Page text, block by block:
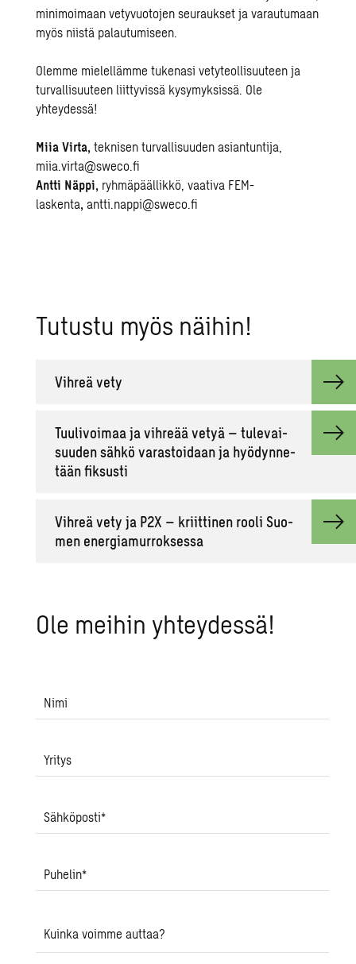
minimoimaan vetyvuotojen seuraukset ja varautumaan
myös niistä palautumiseen.
Olemme mielellämme tukenasi vetyteollisuuteen ja
turvallisuuteen liittyvissä kysymyksissä. Ole
yhteydessä!
Miia Virta,teknisen turvallisuuden asiantuntija,
miia.virta@sweco.fi
Antti Näppi, ryhmäpäällikkö, vaativa FEM-
laskenta, antti.nappi@sweco.fi
Tu­tus­tu myös näi­hin!
Vih­reä vety
Tuu­li­voi­maa ja vih­re­ää vetyä – tu­le­vai­
suu­den sähkö va­ras­toi­daan ja hyö­dyn­ne­
tään fik­sus­ti
Vih­reä vety ja P2X – kriit­ti­nen rooli Suo­
men ener­gia­mur­rok­ses­sa
Ole mei­hin yh­tey­des­sä!
Nimi
Yritys
Sähköposti*
Puhelin*
Kuinka voimme auttaa?